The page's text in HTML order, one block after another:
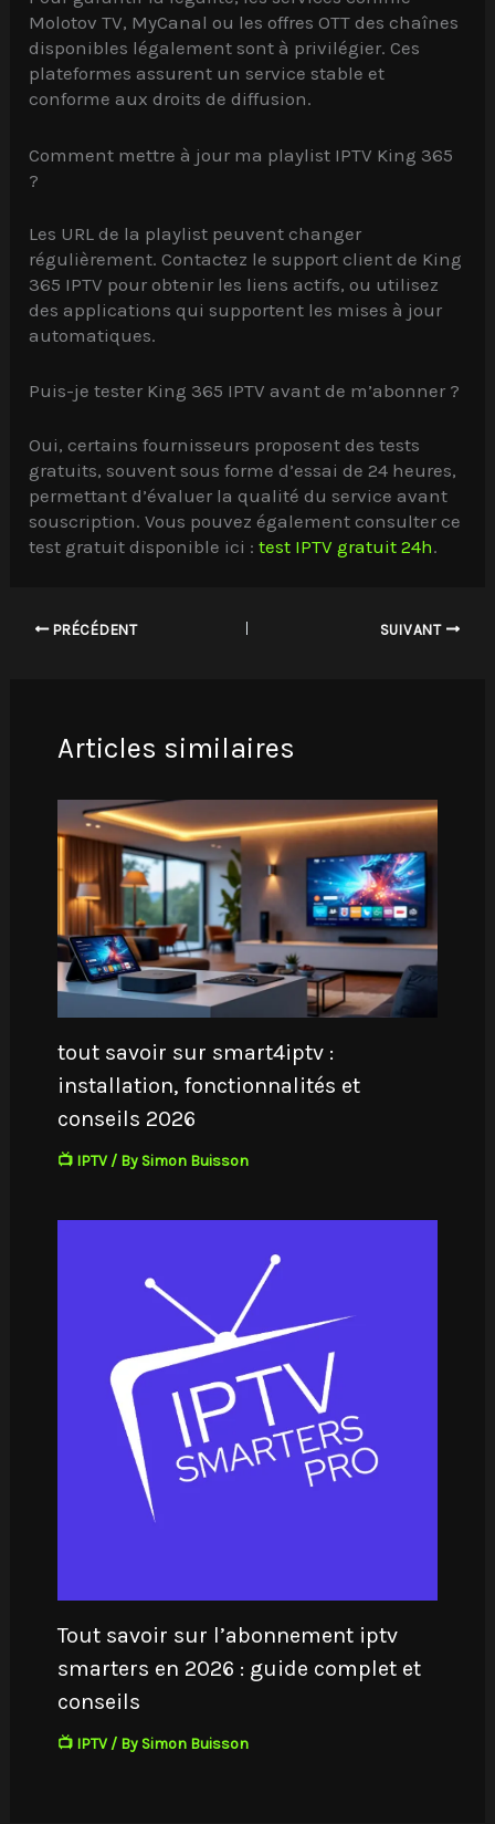
Molotov TV, MyCanal ou les offres OTT des chaînes
disponibles légalement sont à privilégier. Ces
plateformes assurent un service stable et
conforme aux droits de diffusion.
Comment mettre à jour ma playlist IPTV King 365
?
Les URL de la playlist peuvent changer
régulièrement. Contactez le support client de King
365 IPTV pour obtenir les liens actifs, ou utilisez
des applications qui supportent les mises à jour
automatiques.
Puis-je tester King 365 IPTV avant de m’abonner ?
Oui, certains fournisseurs proposent des tests
gratuits, souvent sous forme d’essai de 24 heures,
permettant d’évaluer la qualité du service avant
souscription. Vous pouvez également consulter ce
test gratuit disponible ici :test IPTV gratuit 24h.
PRÉCÉDENT SUIVANT
Articles similaires
tout savoir sur smart4iptv :
installation, fonctionnalités et
conseils 2026
📺 IPTV/ By Simon Buisson
Tout savoir sur l’abonnement iptv
smarters en 2026 : guide complet et
conseils
📺 IPTV/ By Simon Buisson